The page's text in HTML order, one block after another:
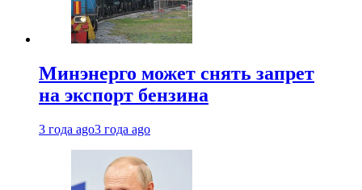
Минэнерго может снять запрет
на экспорт бензина
3 года ago3 года ago